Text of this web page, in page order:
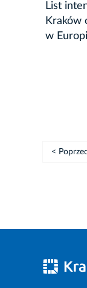
List
Kraków
w
<